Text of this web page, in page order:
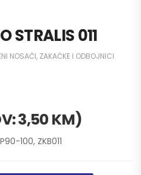
STRALIS 011
NOSAČI, ZAKAČKE I ODBOJNICI
3,50 KM)
100, ZKB011